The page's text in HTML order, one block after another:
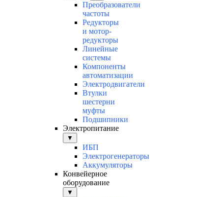
Преобразователи
частоты
Редукторы
и мотор-
редукторы
Линейные
системы
Компоненты
автоматизации
Электродвигатели
Втулки
шестерни
муфты
Подшипники
Электропитание
▼
ИБП
Электрогенераторы
Аккумуляторы
Конвейерное
оборудование
▼